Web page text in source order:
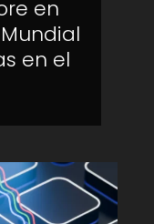
en
en el